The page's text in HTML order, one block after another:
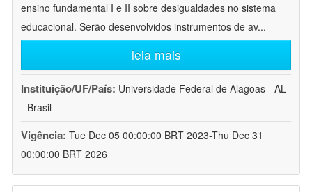
ensino fundamental I e II sobre desigualdades no sistema
educacional. Serão desenvolvidos instrumentos de av...
leia mais
Instituição/UF/País: Universidade Federal de Alagoas - AL
- Brasil
Vigência: Tue Dec 05 00:00:00 BRT 2023-Thu Dec 31
00:00:00 BRT 2026